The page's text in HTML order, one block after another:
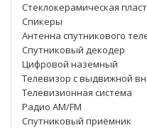
Стеклокерамическая
Спикеры
Антенна спутникового
Спутниковый декодер
Цифровой наземный
Телевизор с выдвижной
Телевизионная система
Радио AM/FM
Спутниковый приёмник